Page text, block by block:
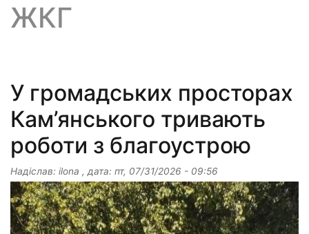
ЖКГ
У громадських просторах
Кам’янського тривають
роботи з благоустрою
Надіслав: ilona , дата: пт, 07/31/2026 - 09:56